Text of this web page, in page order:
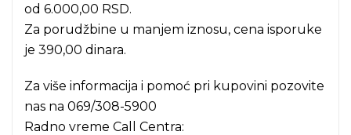
od 6.000,00 RSD.
Za porudžbine u manjem iznosu, cena isporuke
je 390,00 dinara.
Za više informacija i pomoć pri kupovini pozovite
nas na 069/308-5900
Radno vreme Call Centra: